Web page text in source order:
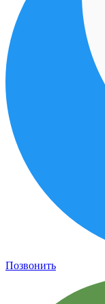
Позвонить